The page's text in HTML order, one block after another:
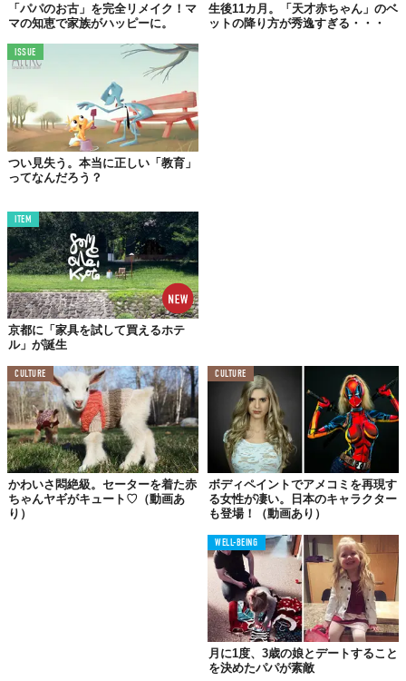
2人が歌うのは、主題歌「I See The Light（輝く未来）」。クレア
ちゃんの、想いたっぷりな表情がキュート！
「パパのお古」を完全リメイク！マ
マの知恵で家族がハッピーに。
生後11カ月。「天才赤ちゃん」のベ
ットの降り方が秀逸すぎる・・・
ISSUE
つい見失う。本当に正しい「教育」
ってなんだろう？
ITEM
京都に「家具を試して買えるホテ
ル」が誕生
CULTURE
かわいさ悶絶級。セーターを着た赤
ちゃんヤギがキュート♡（動画あ
り）
CULTURE
ボディペイントでアメコミを再現す
る女性が凄い。日本のキャラクター
も登場！（動画あり）
WELL-BEING
月に1度、3歳の娘とデートすること
を決めたパパが素敵